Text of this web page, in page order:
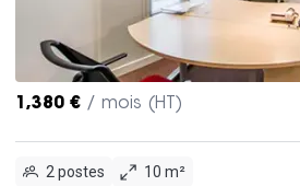
1,380 € / mois (HT)
2 postes
10 m²